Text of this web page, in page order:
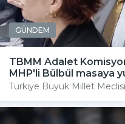
GÜNDEM
TBMM Adalet
MHP'li Bülbül masaya
Türkiye Büyük Millet